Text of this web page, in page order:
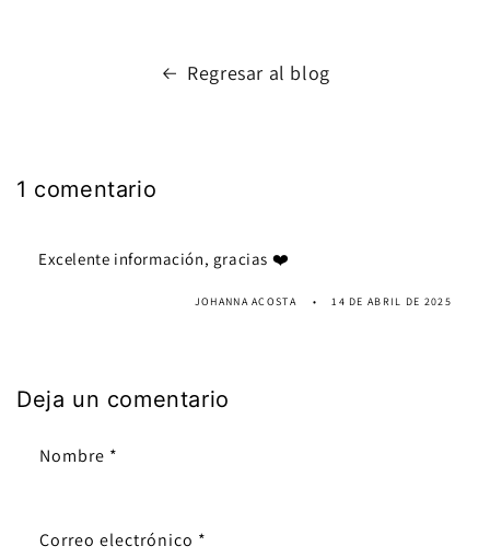
Regresar al blog
1 comentario
Excelente información, gracias ❤️
JOHANNA ACOSTA 14 DE ABRIL DE 2025
Deja un comentario
Nombre *
Correo electrónico *